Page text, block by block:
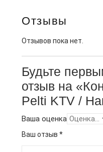
Отзывы
Отзывов пока нет.
Будьте
отзыв на
Pelti KTV /
Ваша оценка
Ваш отзыв *